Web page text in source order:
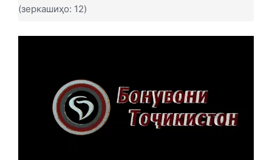
(зеркашиҳо: 12)